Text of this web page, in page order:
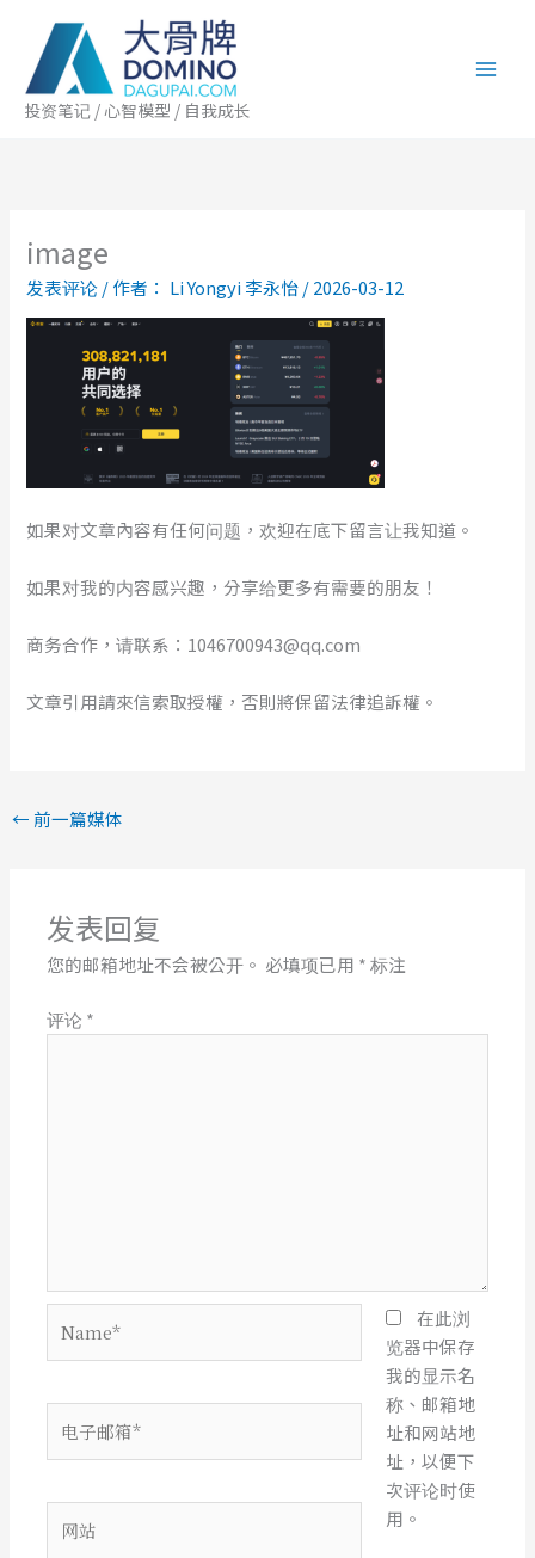
投资笔记 / 心智模型 / 自我成长
image
发表评论/ 作者： Li Yongyi 李永怡/2026-03-12
如果对文章內容有任何问题，欢迎在底下留言让我知道。
如果对我的内容感兴趣，分享给更多有需要的朋友！
商务合作，请联系：1046700943@qq.com
文章引用請來信索取授權，否則將保留法律追訴權。
← 前一篇媒体
发表回复
您的邮箱地址不会被公开。 必填项已用 *标注
评论 *
子
箱
站
在此浏
览器中保存
我的显示名
称、邮箱地
址和网站地
址，以便下
次评论时使
用。